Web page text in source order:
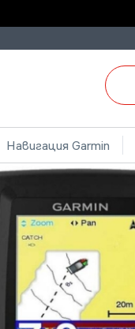
Навигация Garmin